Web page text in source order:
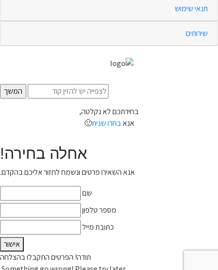
תנאי שימוש
שירותים
בחירתכם לא נקלטה,
אנאבחרו שנית🙂
אחלה בחירה!
אנא השאירו פרטים ונשמח לחזור אליכם בהקדם.
שם
מספר טלפון
כתובת מייל
אישור
תודה! הפרטים התקבלו בהצלחה